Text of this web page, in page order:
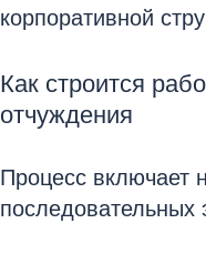
корпоративной
Как строится
отчуждения
Процесс включает
последовательных